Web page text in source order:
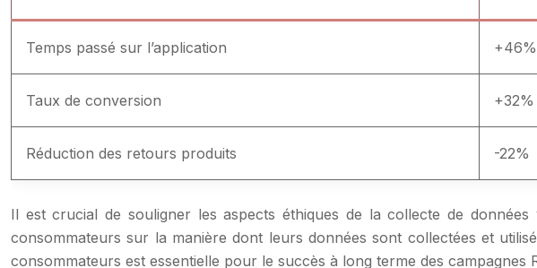
Temps passé sur l’application +46%
Taux de conversion +32%
Réduction des retours produits -22%
Il est crucial de souligner les aspects éthiques de la collecte de
consommateurs sur la manière dont leurs données sont collectées et
consommateurs est essentielle pour le succès à long terme des campagnes